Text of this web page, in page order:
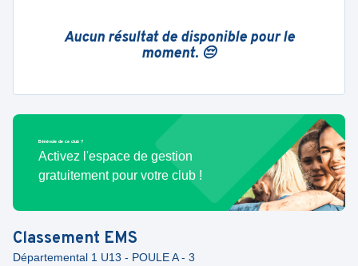
Aucun résultat de disponible pour le
moment. 😔
Bénévole de ce club ?
Activez l'espace de gestion
gratuitement pour votre club !
Classement EMS
Départemental 1 U13 - POULE A - 3